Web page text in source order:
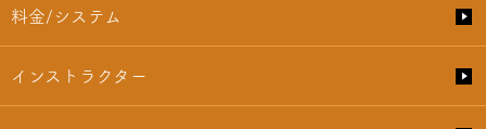
料金/システム
インストラクター